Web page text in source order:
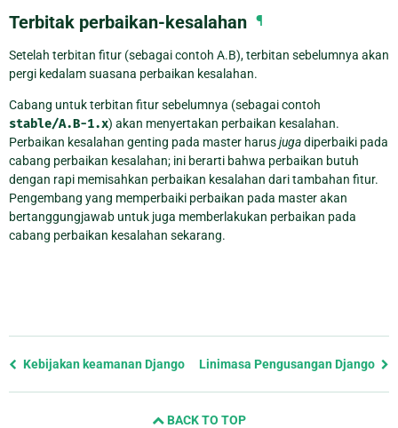
Terbitak perbaikan-kesalahan ¶
Setelah terbitan fitur (sebagai contoh A.B), terbitan sebelumnya akan
pergi kedalam suasana perbaikan kesalahan.
Cabang untuk terbitan fitur sebelumnya (sebagai contoh
stable/A.B-1.x) akan menyertakan perbaikan kesalahan.
Perbaikan kesalahan genting pada master harusjugadiperbaiki pada
cabang perbaikan kesalahan; ini berarti bahwa perbaikan butuh
dengan rapi memisahkan perbaikan kesalahan dari tambahan fitur.
Pengembang yang memperbaiki perbaikan pada master akan
bertanggungjawab untuk juga memberlakukan perbaikan pada
cabang perbaikan kesalahan sekarang.
Previous
Kebijakan keamanan Django Linimasa Pengusangan Django
BACK TO TOP